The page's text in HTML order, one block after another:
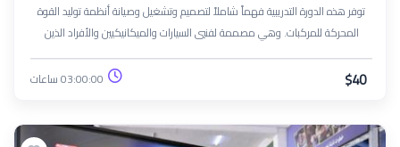
توفر هذه الدورة التدريبية فهماً شاملاً لتصميم وتشغيل وصيانة أنظمة توليد القوة
المحركة للمركبات. وهي مصممة لفنيي السيارات والميكانيكيين والأفراد الذين
يسعون إلى توسيع معرفتهم بأنظمة توليد القوة المحركة مع تعزيز خبراتهم الفنية
$40 03:00:00 ساعات